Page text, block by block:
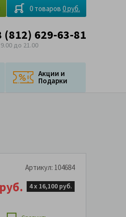
0 товаров 0 руб.
(812) 629-63-81
до 21.00
Акции и
Подарки
Артикул: 104684
4 х 16,100 руб.